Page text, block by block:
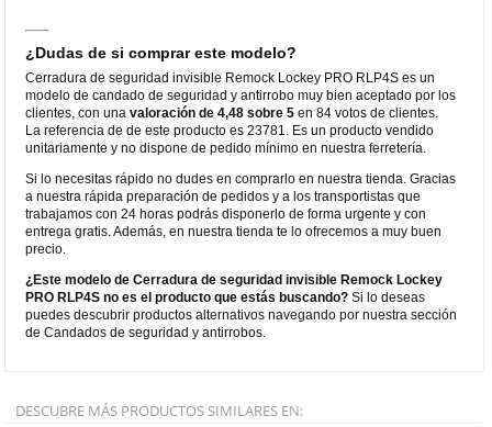
¿Dudas de si comprar este modelo?
Cerradura de seguridad invisible Remock Lockey PRO RLP4S es un
modelo de candado de seguridad y antirrobo muy bien aceptado por los
clientes, con unavaloración de 4,48 sobre 5 en 84 votos de clientes.
La referencia de de este producto es 23781. Es un producto vendido
unitariamente y no dispone de pedido mínimo en nuestra ferretería.
Si lo necesitas rápido no dudes en comprarlo en nuestra tienda. Gracias
a nuestra rápida preparación de pedidos y a los transportistas que
trabajamos con 24 horas podrás disponerlo de forma urgente y con
entrega gratis. Además, en nuestra tienda te lo ofrecemos a muy buen
precio.
¿Este modelo de Cerradura de seguridad invisible Remock Lockey
PRO RLP4S no es el producto que estás buscando? Si lo deseas
puedes descubrir productos alternativos navegando por nuestra sección
de Candados de seguridad y antirrobos.
DESCUBRE MÁS PRODUCTOS SIMILARES EN: